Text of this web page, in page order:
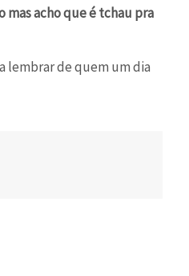
mas acho que é tchau pra
lembrar de quem um dia